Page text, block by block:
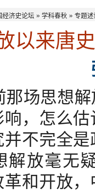
经济史论坛 » 学科春秋 » 专题述
以来唐
思想解
响，怎么
不完全
解放毫无
和开放